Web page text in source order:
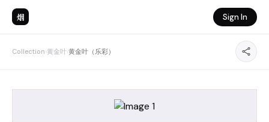
烟 Sign In
Collection›黄金叶›黄金叶（乐彩）